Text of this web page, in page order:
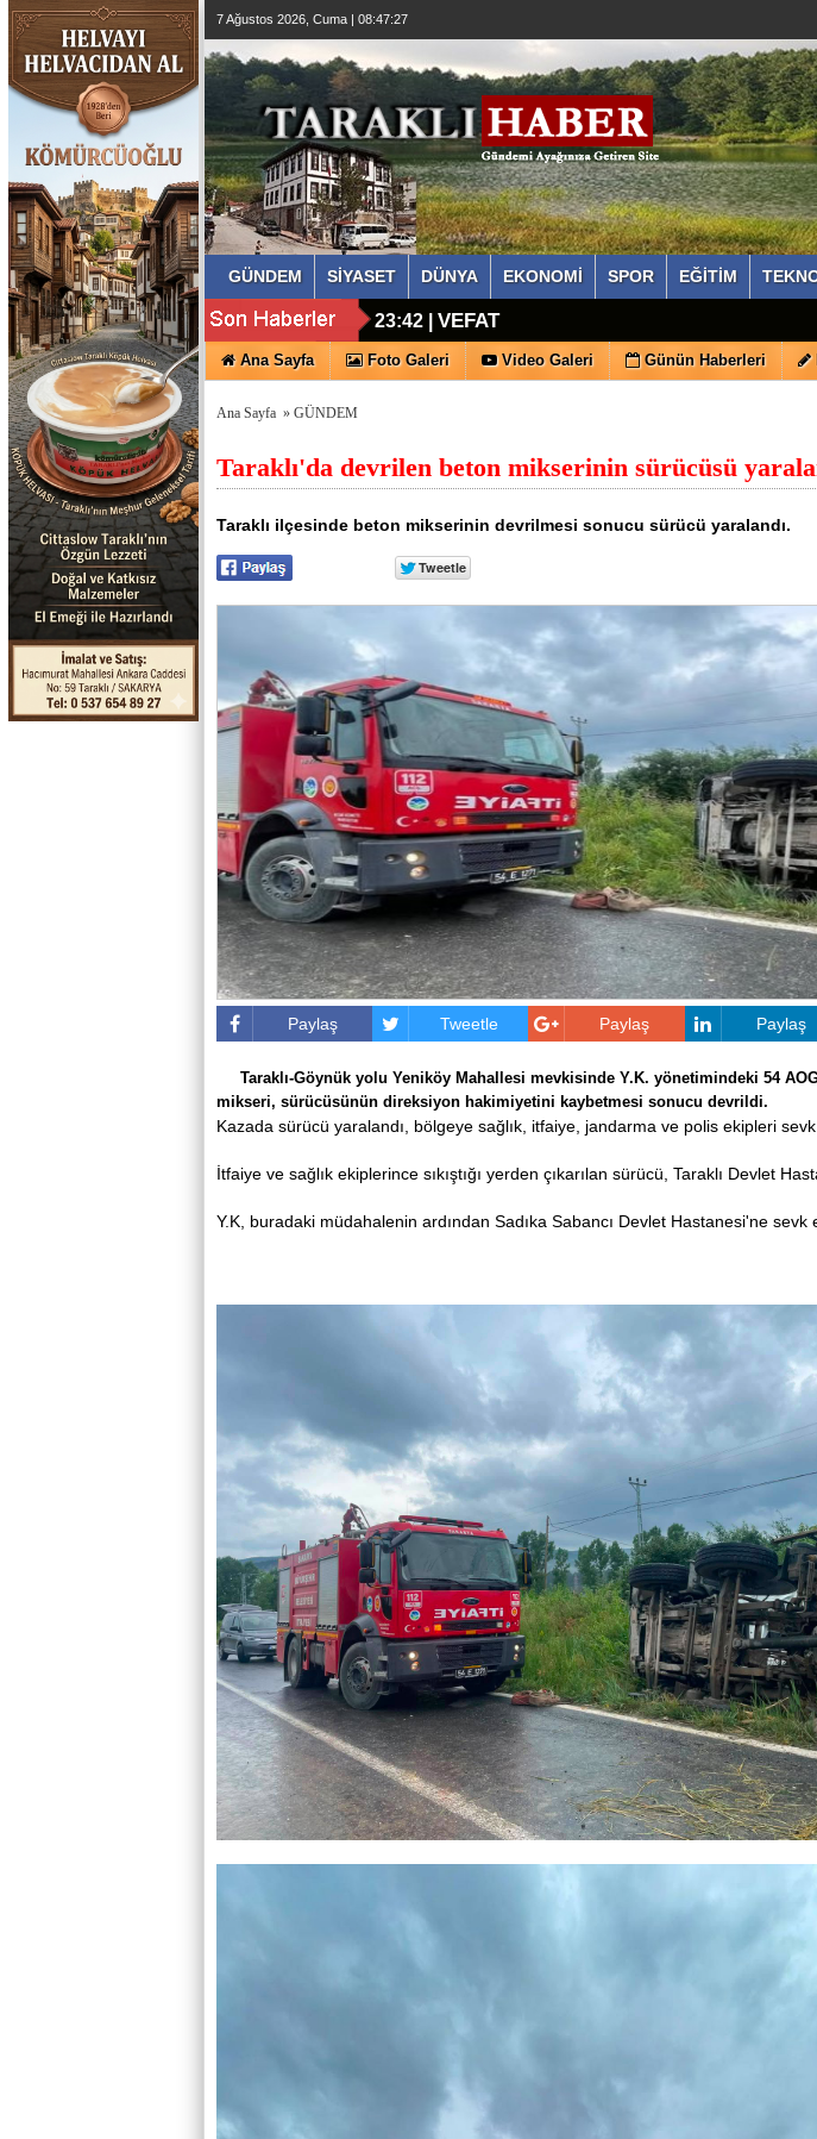
7 Ağustos 2026, Cuma | 08:47:28
GÜNDEM SİYASET DÜNYA EKONOMİ SPOR EĞİTİM
23:42 | VEFAT
16:27 |MHP Taraklı İlçe Olağan Kongresi 9
Ana Sayfa Foto Galeri Video Galeri Günün Haberleri
Ana Sayfa » GÜNDEM
Taraklı'da devrilen beton mikserinin sürücüsü
Taraklı ilçesinde beton mikserinin devrilmesi sonucu sürücü yaralandı.
Paylaş Tweetle Paylaş Paylaş
Taraklı-Göynük yolu Yeniköy Mahallesi mevkisinde Y.K. yönetimindeki 54
mikseri, sürücüsünün direksiyon hakimiyetini kaybetmesi sonucu devrildi.
Kazada sürücü yaralandı, bölgeye sağlık, itfaiye, jandarma ve polis ekipleri sevk
İtfaiye ve sağlık ekiplerince sıkıştığı yerden çıkarılan sürücü, Taraklı Devlet
Y.K, buradaki müdahalenin ardından Sadıka Sabancı Devlet Hastanesi'ne sevk